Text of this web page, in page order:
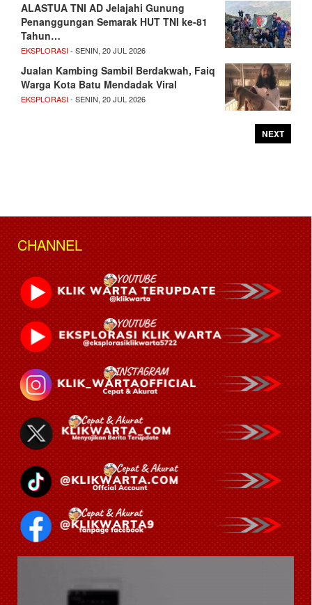
ALASTUA TNI AD Jelajahi Gunung
Penanggungan Semarak HUT TNI ke-81
Tahun…
EKSPLORASI- SENIN, 20 JUL 2026
Jualan Kambing Sambil Berdakwah, Faiq
Warga Kota Batu Mendadak Viral
EKSPLORASI- SENIN, 20 JUL 2026
NEXT
CHANNEL